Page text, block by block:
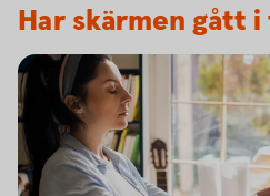
Har skärmen gått